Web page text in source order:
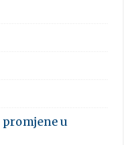
promjene u